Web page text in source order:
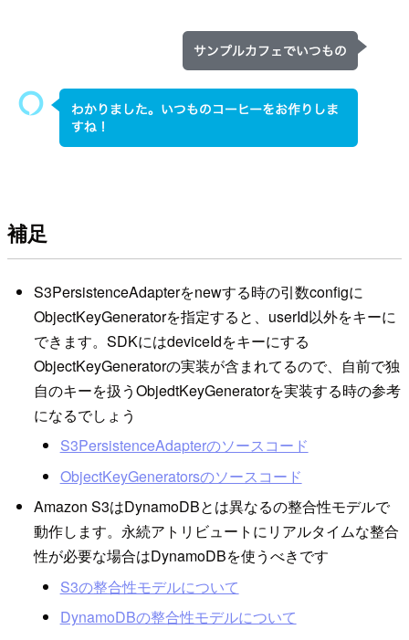
補足
S3PersistenceAdapterをnewする時の引数configに
ObjectKeyGeneratorを指定すると、userId以外をキーに
できます。SDKにはdeviceIdをキーにする
ObjectKeyGeneratorの実装が含まれてるので、自前で独
自のキーを扱うObjedtKeyGeneratorを実装する時の参考
になるでしょう
S3PersistenceAdapterのソースコード
ObjectKeyGeneratorsのソースコード
Amazon S3はDynamoDBとは異なるの整合性モデルで
動作します。永続アトリビュートにリアルタイムな整合
性が必要な場合はDynamoDBを使うべきです
S3の整合性モデルについて
DynamoDBの整合性モデルについて